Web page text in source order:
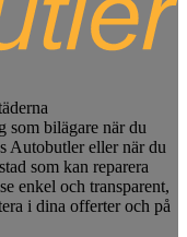
som bilägare när du
Autobutler eller när du
som kan reparera
enkel och transparent,
i dina offerter och på